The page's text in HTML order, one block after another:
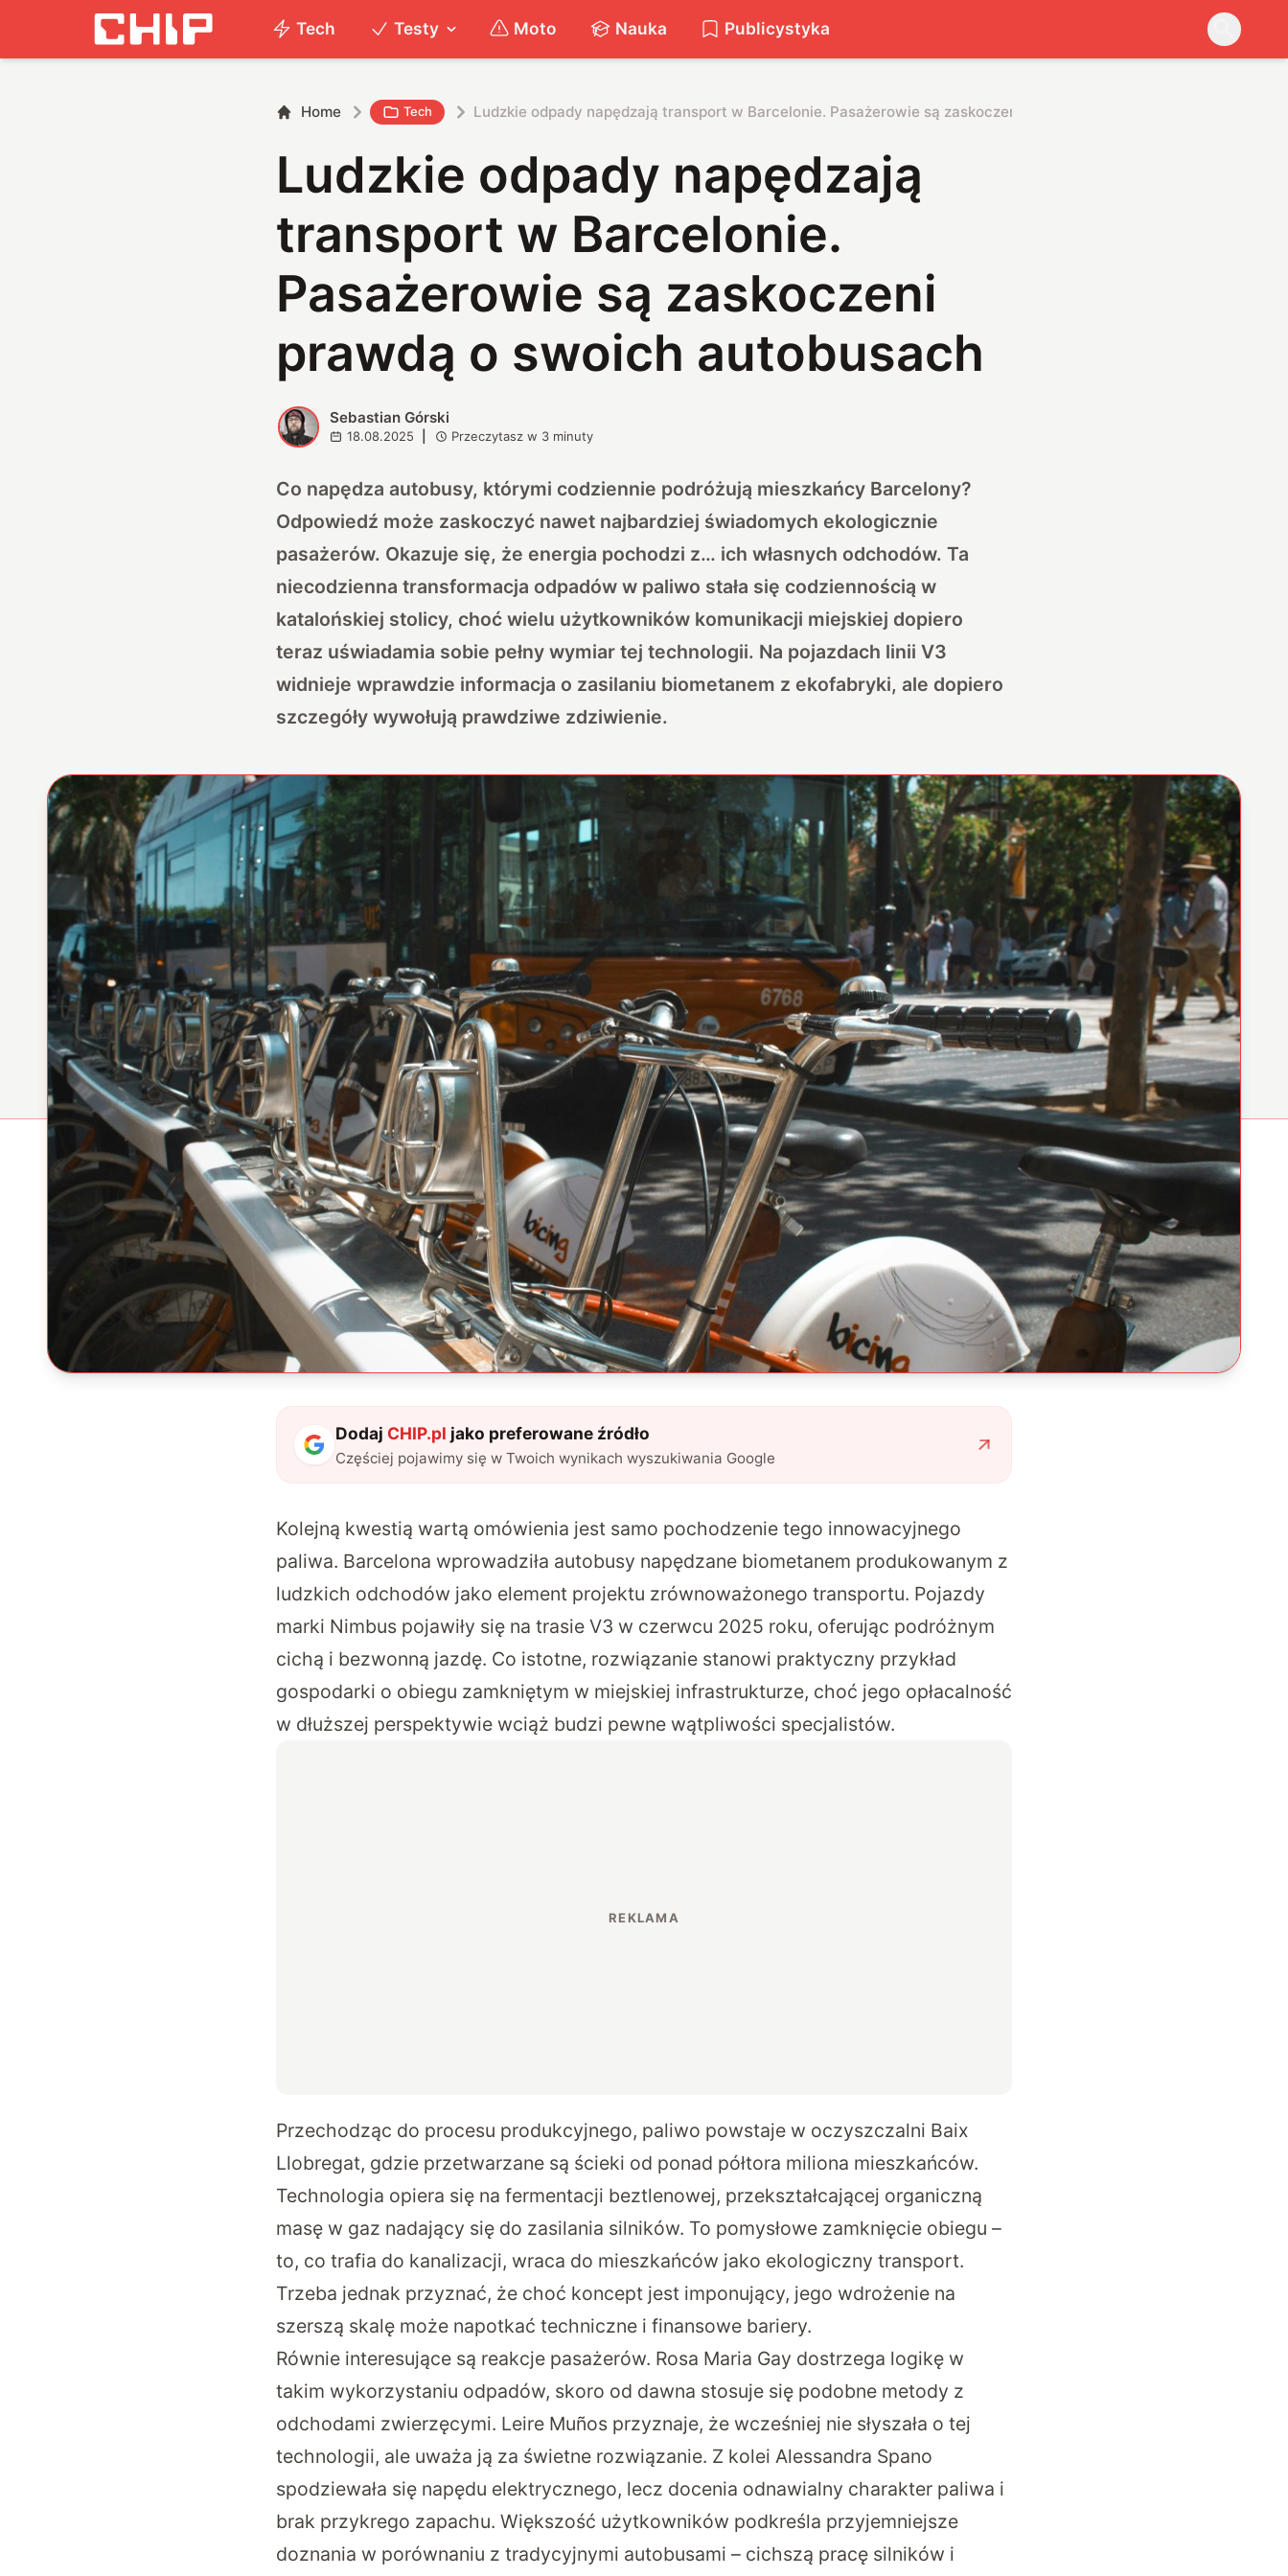
Tech Testy Moto Nauka Publicystyka
Home Tech Ludzkie odpady napędzają transport w Barcelonie. Pasażerowie są zaskoczeni prawdą o swoich autobusach
Ludzkie odpady napędzają
transport w Barcelonie.
Pasażerowie są zaskoczeni
prawdą o swoich autobusach
S Sebastian Górski
18.08.2025 Przeczytasz w 3 minuty
Co napędza autobusy, którymi codziennie podróżują mieszkańcy Barcelony?
Odpowiedź może zaskoczyć nawet najbardziej świadomych ekologicznie
pasażerów. Okazuje się, że energia pochodzi z… ich własnych odchodów. Ta
niecodzienna transformacja odpadów w paliwo stała się codziennością w
katalońskiej stolicy, choć wielu użytkowników komunikacji miejskiej dopiero
teraz uświadamia sobie pełny wymiar tej technologii. Na pojazdach linii V3
widnieje wprawdzie informacja o zasilaniu biometanem z ekofabryki, ale dopiero
szczegóły wywołują prawdziwe zdziwienie.
Dodaj CHIP.pl jako preferowane źródło
Częściej pojawimy się w Twoich wynikach wyszukiwania Google
Kolejną kwestią wartą omówienia jest samo pochodzenie tego innowacyjnego
paliwa. Barcelona wprowadziła autobusy napędzane biometanem produkowanym z
ludzkich odchodów jako element projektu zrównoważonego transportu. Pojazdy
marki Nimbus pojawiły się na trasie V3 w czerwcu 2025 roku, oferując podróżnym
cichą i bezwonną jazdę. Co istotne, rozwiązanie stanowi praktyczny przykład
gospodarki o obiegu zamkniętym w miejskiej infrastrukturze, choć jego opłacalność
w dłuższej perspektywie wciąż budzi pewne wątpliwości specjalistów.
Przechodząc do procesu produkcyjnego, paliwo powstaje w oczyszczalni Baix
Llobregat, gdzie przetwarzane są ścieki od ponad półtora miliona mieszkańców.
Technologia opiera się na fermentacji beztlenowej, przekształcającej organiczną
masę w gaz nadający się do zasilania silników. To pomysłowe zamknięcie obiegu –
to, co trafia do kanalizacji, wraca do mieszkańców jako ekologiczny transport.
Trzeba jednak przyznać, że choć koncept jest imponujący, jego wdrożenie na
szerszą skalę może napotkać techniczne i finansowe bariery.
Równie interesujące są reakcje pasażerów. Rosa Maria Gay dostrzega logikę w
takim wykorzystaniu odpadów, skoro od dawna stosuje się podobne metody z
odchodami zwierzęcymi. Leire Muños przyznaje, że wcześniej nie słyszała o tej
technologii, ale uważa ją za świetne rozwiązanie. Z kolei Alessandra Spano
spodziewała się napędu elektrycznego, lecz docenia odnawialny charakter paliwa i
brak przykrego zapachu. Większość użytkowników podkreśla przyjemniejsze
doznania w porównaniu z tradycyjnymi autobusami – cichszą pracę silników i